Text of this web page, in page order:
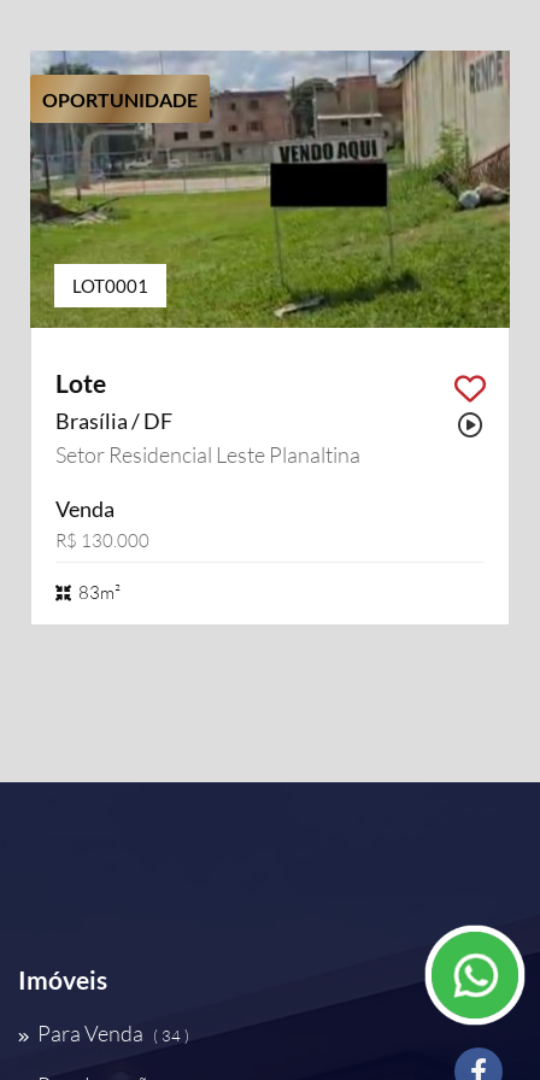
OPORTUNIDADE
LOT0001
Lote
Brasília / DF
Setor Residencial Leste Planaltina
Venda
R$ 130.000
83m²
Imóveis
Para Venda ( 34 )